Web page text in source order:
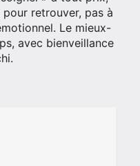
pour retrouver, pas à
Le mieux-
avec bienveillance